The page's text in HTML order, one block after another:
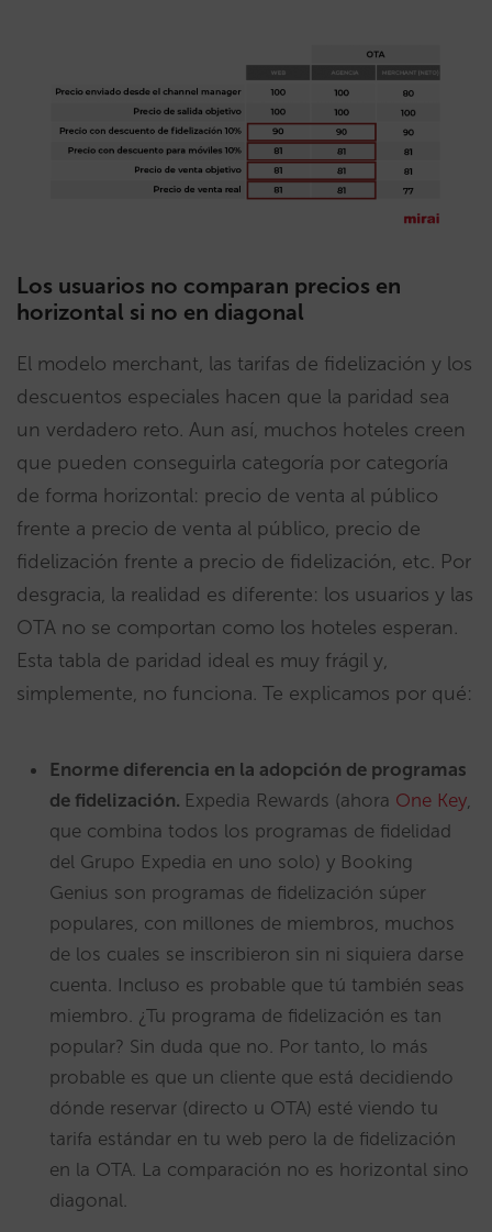
Los usuarios no comparan precios en
horizontal si no en diagonal
El modelo merchant, las tarifas de fidelización y los
descuentos especiales hacen que la paridad sea
un verdadero reto. Aun así, muchos hoteles creen
que pueden conseguirla categoría por categoría
de forma horizontal: precio de venta al público
frente a precio de venta al público, precio de
fidelización frente a precio de fidelización, etc. Por
desgracia, la realidad es diferente: los usuarios y las
OTA no se comportan como los hoteles esperan.
Esta tabla de paridad ideal es muy frágil y,
simplemente, no funciona. Te explicamos por qué:
Enorme diferencia en la adopción de programas
de fidelización. Expedia Rewards (ahora One Key,
que combina todos los programas de fidelidad
del Grupo Expedia en uno solo) y Booking
Genius son programas de fidelización súper
populares, con millones de miembros, muchos
de los cuales se inscribieron sin ni siquiera darse
cuenta. Incluso es probable que tú también seas
miembro. ¿Tu programa de fidelización es tan
popular? Sin duda que no. Por tanto, lo más
probable es que un cliente que está decidiendo
dónde reservar (directo u OTA) esté viendo tu
tarifa estándar en tu web pero la de fidelización
en la OTA. La comparación no es horizontal sino
diagonal.